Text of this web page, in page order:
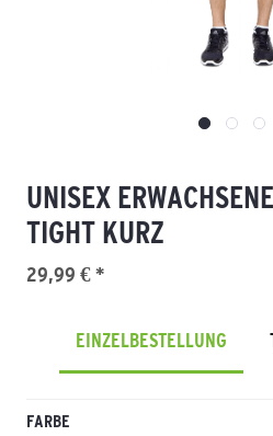
UNISEX
TIGHT KURZ
29,99 € *
EINZELBESTELLUNG
FARBE